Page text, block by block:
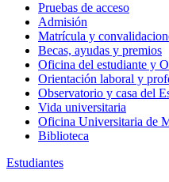
Pruebas de acceso
Admisión
Matrícula y
Becas, ayudas y premios
Oficina del estudiante y
Orientación laboral y
Observatorio y casa del
Vida universitaria
Oficina Universitaria de
Biblioteca
Estudiantes